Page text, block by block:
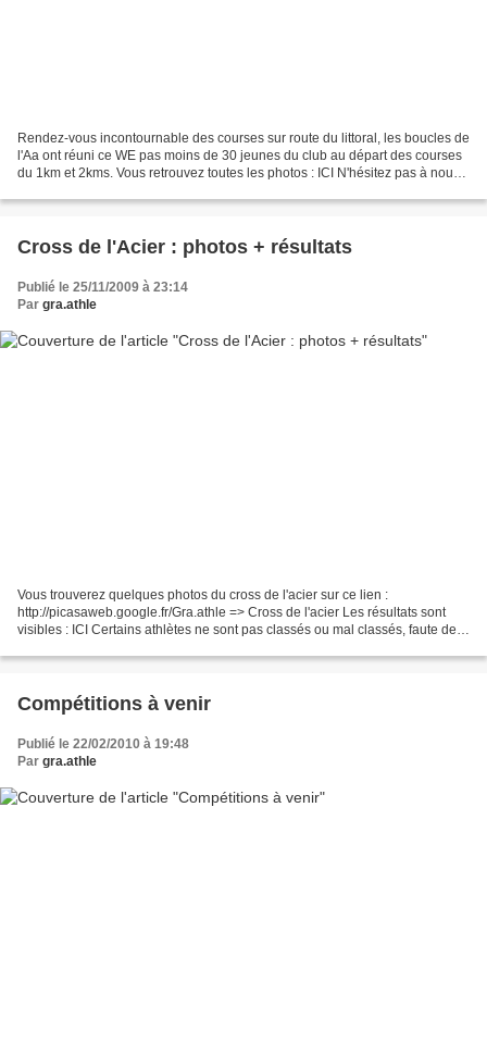
Rendez-vous incontournable des courses sur route du littoral, les boucles de
l'Aa ont réuni ce WE pas moins de 30 jeunes du club au départ des courses
du 1km et 2kms. Vous retrouvez toutes les photos : ICI N'hésitez pas à nous
Cross de l'Acier : photos + résultats
Publié le 25/11/2009 à 23:14
Par gra.athle
Vous trouverez quelques photos du cross de l'acier sur ce lien :
http://picasaweb.google.fr/Gra.athle => Cross de l'acier Les résultats sont
visibles : ICI Certains athlètes ne sont pas classés ou mal classés, faute de
Compétitions à venir
Publié le 22/02/2010 à 19:48
Par gra.athle